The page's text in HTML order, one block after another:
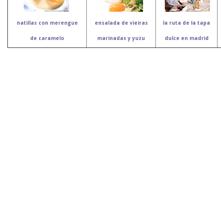
natillas con merengue
de caramelo
ensalada de vieiras
marinadas y yuzu
la ruta de la tapa
dulce en madrid